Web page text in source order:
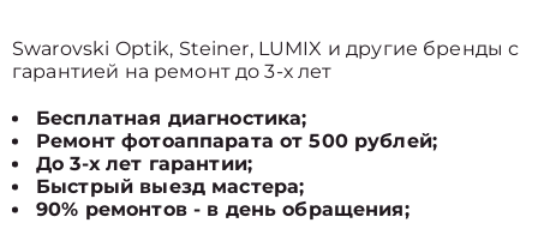
Swarovski Optik, Steiner, LUMIX и другие бренды с
гарантией на ремонт до 3-х лет
Бесплатная диагностика;
Ремонт фотоаппарата от 500 рублей;
До 3-х лет гарантии;
Быстрый выезд мастера;
90% ремонтов - в день обращения;